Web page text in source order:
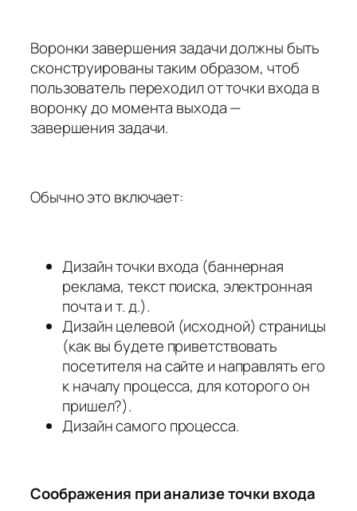
Воронки завершения задачи должны быть
сконструированы таким образом, чтоб
пользователь переходил от точки входа в
воронку до момента выхода —
завершения задачи.
Обычно это включает:
Дизайн точки входа (баннерная
реклама, текст поиска, электронная
почта и т. д.).
Дизайн целевой (исходной) страницы
(как вы будете приветствовать
посетителя на сайте и направлять его
к началу процесса, для которого он
пришел?).
Дизайн самого процесса.
Соображения при анализе точки входа